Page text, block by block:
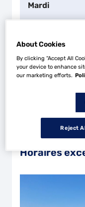
Mardi
Jeudi
Vendredi
Dimanche
Horaires
About Cookies
By clicking “Accept All
your device to enhance
our marketing efforts.
Reject